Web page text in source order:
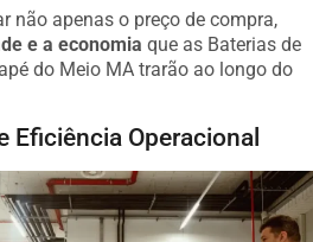
não apenas o preço de compra,
e a economia que as Baterias de
do Meio MA trarão ao longo do
Eficiência Operacional